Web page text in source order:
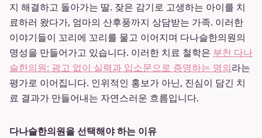
지 해결하고 돌아가는 딸. 잦은 감기로 고생하는 아이를 치
료하러 왔다가, 엄마의 산후풍까지 상담받는 가족. 이러한
이야기들이 꼬리에 꼬리를 물고 이어지며 다나슬한의원의
명성을 만들어가고 있습니다. 이러한 치료 철학은 부천 다나
슬한의원: 광고 없이 실력과 입소문으로 증명하는 명의라는
평가로 이어집니다. 인위적인 홍보가 아닌, 진심이 담긴 치
료 결과가 만들어내는 자연스러운 흐름입니다.
다나슬한의원을 선택해야 하는 이유